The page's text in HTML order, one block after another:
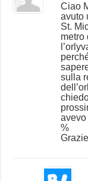
Ciao
avuto
St.
metro
sulla
%